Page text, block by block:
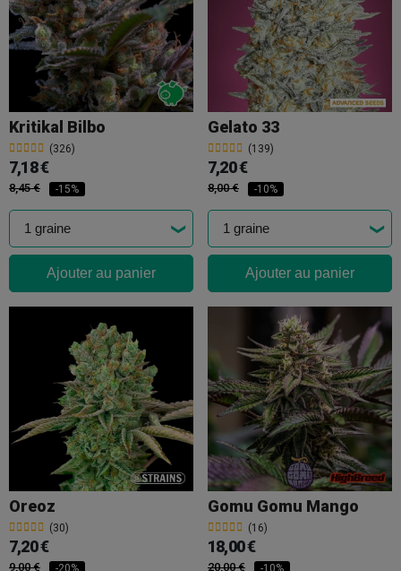
Kritikal Bilbo
(326)
7,18 €
8,45 € -15%
Ajouter au panier
Gelato 33
(139)
7,20 €
8,00 € -10%
Ajouter au panier
Oreoz
(30)
7,20 €
9,00 € -20%
Gomu Gomu Mango
(16)
18,00 €
20,00 € -10%